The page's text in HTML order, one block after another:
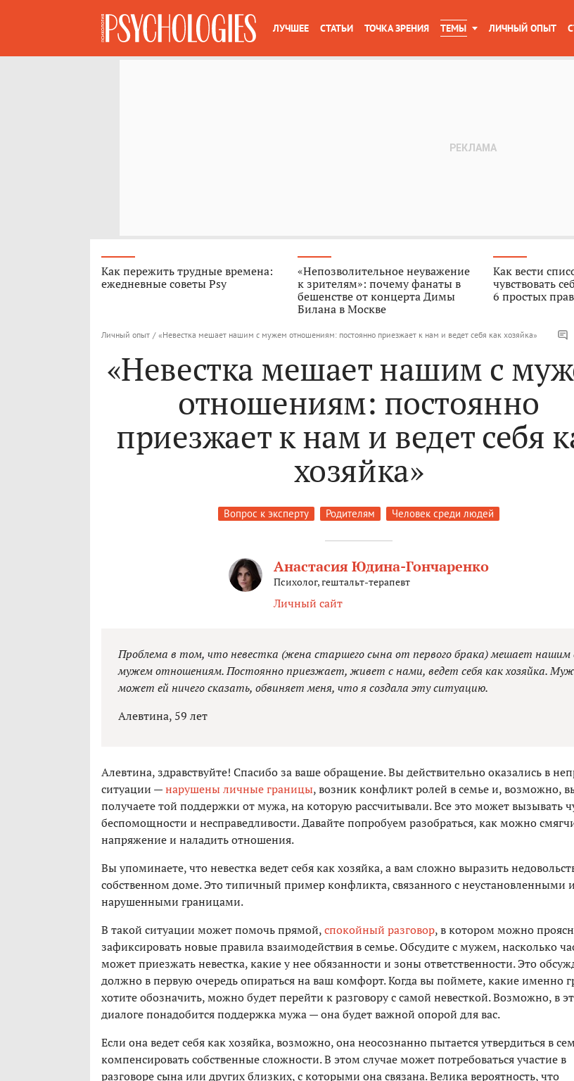
ЛУЧШЕЕ СТАТЬИ ТОЧКА ЗРЕНИЯ ТЕМЫ ЛИЧНЫЙ ОПЫТ
Как пережить трудные времена:
ежедневные советы Psy
«Непозволительное неуважение
к зрителям»: почему фанаты в
бешенстве от концерта Димы
Билана в Москве
Как вести
чувствовать
6 простых
Личный опыт / «Невестка мешает нашим с мужем отношениям: постоянно приезжает к нам и ведет себя как хозяйка»
«Невестка мешает нашим с
отношениям: постоянно
приезжает к нам и ведет себя
хозяйка»
Вопрос к эксперту Родителям Человек среди людей
Анастасия Юдина-Гончаренко
Психолог, гештальт-терапевт
Личный сайт
Проблема в том, что невестка (жена старшего сына от первого брака) мешает нашим
мужем отношениям. Постоянно приезжает, живет с нами, ведет себя как хозяйка.
может ей ничего сказать, обвиняет меня, что я создала эту ситуацию.
Алевтина, 59 лет
Алевтина, здравствуйте! Спасибо за ваше обращение. Вы действительно оказались в
ситуации —нарушены личные границы, возник конфликт ролей в семье и, возможно,
получаете той поддержки от мужа, на которую рассчитывали. Все это может вызывать
беспомощности и несправедливости. Давайте попробуем разобраться, как можно
напряжение и наладить отношения.
Вы упоминаете, что невестка ведет себя как хозяйка, а вам сложно выразить
собственном доме. Это типичный пример конфликта, связанного с неустановленными
нарушенными границами.
В такой ситуации может помочь прямой,спокойный разговор, в котором можно
зафиксировать новые правила взаимодействия в семье. Обсудите с мужем, насколько
может приезжать невестка, какие у нее обязанности и зоны ответственности. Это
должно в первую очередь опираться на ваш комфорт. Когда вы поймете, какие именно
хотите обозначить, можно будет перейти к разговору с самой невесткой. Возможно, в
диалоге понадобится поддержка мужа — она будет важной опорой для вас.
Если она ведет себя как хозяйка, возможно, она неосознанно пытается утвердиться в
компенсировать собственные сложности. В этом случае может потребоваться участие в
разговоре сына или других близких, с которыми она связана. Велика вероятность, что